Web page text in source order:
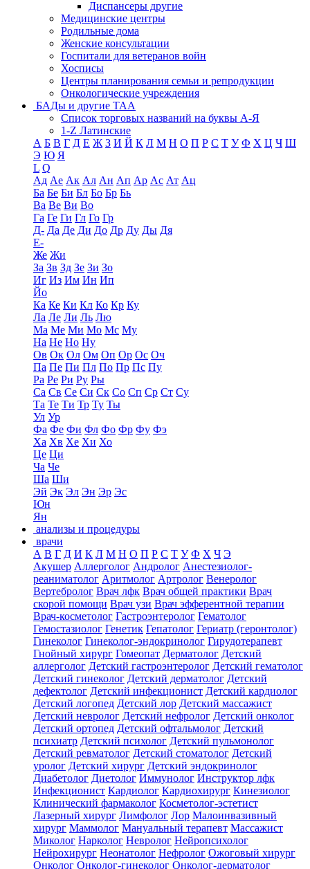
Диспансеры другие
Медицинские центры
Родильные дома
Женские консультации
Госпитали для ветеранов войн
Хосписы
Центры планирования семьи и репродукции
Онкологические учреждения
БАДы и другие ТАА
Список торговых названий на буквы А-Я
1-Z Латинские
А Б В Г Д Е Ж З И Й К Л М Н О П Р С Т У Ф Х Ц Ч Ш
Э Ю Я
L Q
Ад Ае Ак Ал Ан Ап Ар Ас Ат Ац
Ба Бе Би Бл Бо Бр Бь
Ва Ве Ви Во
Га Ге Ги Гл Го Гр
Д- Да Де Ди До Др Ду Ды Дя
Е-
Же Жи
За Зв Зд Зе Зи Зо
Иг Из Им Ин Ип
Йо
Ка Ке Ки Кл Ко Кр Ку
Ла Ле Ли Ль Лю
Ма Ме Ми Мо Мс Му
На Не Но Ну
Ов Ок Ол Ом Оп Ор Ос Оч
Па Пе Пи Пл По Пр Пс Пу
Ра Ре Ри Ру Ры
Са Св Се Си Ск Со Сп Ср Ст Су
Та Те Ти Тр Ту Ты
Ул Ур
Фа Фе Фи Фл Фо Фр Фу Фэ
Ха Хв Хе Хи Хо
Це Ци
Ча Че
Ша Ши
Эй Эк Эл Эн Эр Эс
Юн
Ян
анализы и процедуры
врачи
А В Г Д И К Л М Н О П Р С Т У Ф Х Ч Э
Акушер Аллерголог Андролог Анестезиолог-
реаниматолог Аритмолог Артролог Венеролог
Вертебролог Врач лфк Врач общей практики Врач
скорой помощи Врач узи Врач эфферентной терапии
Врач-косметолог Гастроэнтеролог Гематолог
Гемостазиолог Генетик Гепатолог Гериатр (геронтолог)
Гинеколог Гинеколог-эндокринолог Гирудотерапевт
Гнойный хирург Гомеопат Дерматолог Детский
аллерголог Детский гастроэнтеролог Детский гематолог
Детский гинеколог Детский дерматолог Детский
дефектолог Детский инфекционист Детский кардиолог
Детский логопед Детский лор Детский массажист
Детский невролог Детский нефролог Детский онколог
Детский ортопед Детский офтальмолог Детский
психиатр Детский психолог Детский пульмонолог
Детский ревматолог Детский стоматолог Детский
уролог Детский хирург Детский эндокринолог
Диабетолог Диетолог Иммунолог Инструктор лфк
Инфекционист Кардиолог Кардиохирург Кинезиолог
Клинический фармаколог Косметолог-эстетист
Лазерный хирург Лимфолог Лор Малоинвазивный
хирург Маммолог Мануальный терапевт Массажист
Миколог Нарколог Невролог Нейропсихолог
Нейрохирург Неонатолог Нефролог Ожоговый хирург
Онколог Онколог-гинеколог Онколог-дерматолог